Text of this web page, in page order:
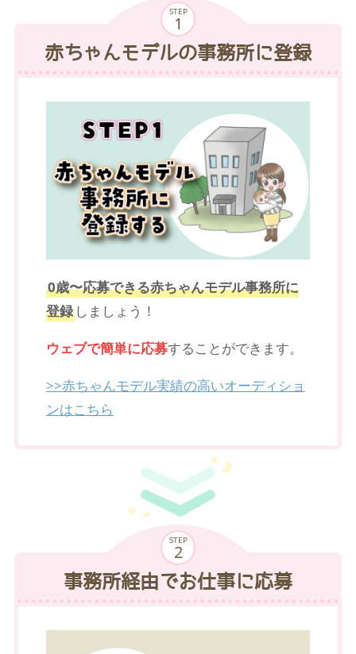
STEP
赤ちゃんモデルの事務所に登録
0歳〜応募できる赤ちゃんモデル事務所に
登録しましょう！
ウェブで簡単に応募することができます。
>>赤ちゃんモデル実績の高いオーディショ
ンはこちら
STEP
事務所経由でお仕事に応募